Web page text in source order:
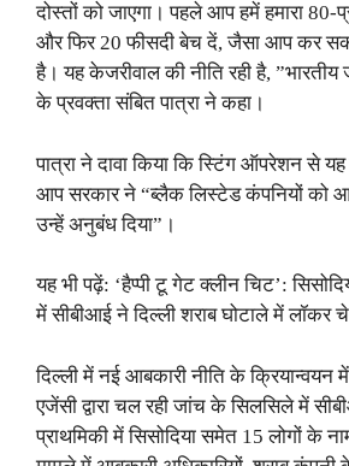
दोस्तों को जाएगा। पहले आप हमें हमारा
और फिर 20 फीसदी बेच दें, जैसा आप कर
है। यह केजरीवाल की नीति रही है, ”भारतीय
के प्रवक्ता संबित पात्रा ने कहा।
पात्रा ने दावा किया कि स्टिंग ऑपरेशन से यह
आप सरकार ने “ब्लैक लिस्टेड कंपनियों को
उन्हें अनुबंध दिया”।
यह भी पढ़ें: ‘हैप्पी टू गेट क्लीन चिट’:
में सीबीआई ने दिल्ली शराब घोटाले में लॉकर
दिल्ली में नई आबकारी नीति के क्रियान्वयन
एजेंसी द्वारा चल रही जांच के सिलसिले में
प्राथमिकी में सिसोदिया समेत 15 लोगों के